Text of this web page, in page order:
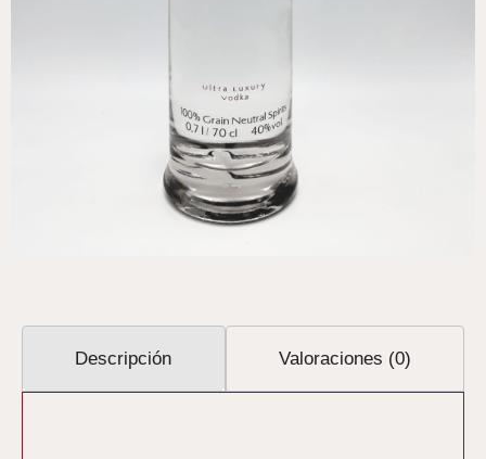
Descripción Valoraciones (0)